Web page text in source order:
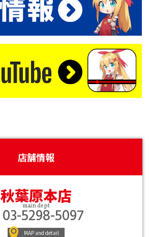
店舗情報
秋葉原本店
main dept
03-5298-5097
MAP and detail